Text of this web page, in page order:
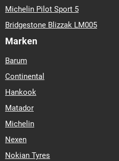
Michelin Pilot Sport 5
Bridgestone Blizzak LM005
Marken
Barum
Continental
Hankook
Matador
Michelin
Nexen
Nokian Tyres